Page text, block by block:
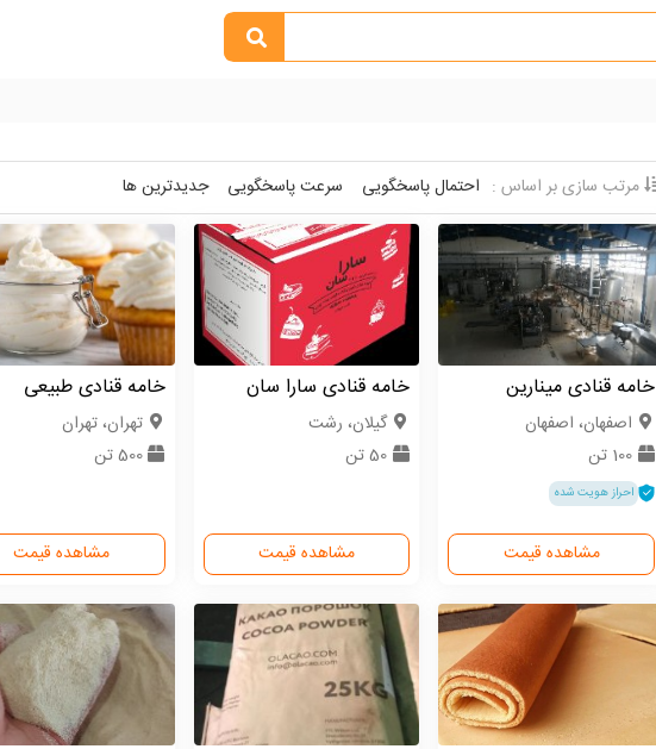
مرتب سازی بر اساس : احتمال پاسخگویی سرعت پاسخگویی جدیدترین ها
خامه قنادی مینارین
اصفهان، اصفهان
100 تن
احراز هویت شده
مشاهده قیمت
خامه قنادی سارا سان
گیلان، رشت
50 تن
مشاهده قیمت
خامه قنادی طبیعی
تهران، تهران
500 تن
مشاهده قیمت